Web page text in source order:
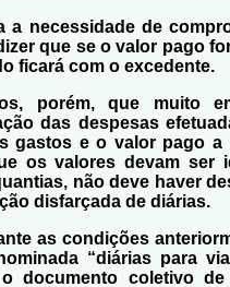
a necessidade de
que se o valor pago
ficará com o excedente.
porém, que muito
das despesas
gastos e o valor pago
os valores devam ser
não deve haver
disfarçada de diárias.
as condições
“diárias para
documento coletivo